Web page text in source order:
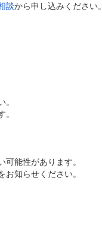
談から申し込みください。
能性があります。
知らせください。